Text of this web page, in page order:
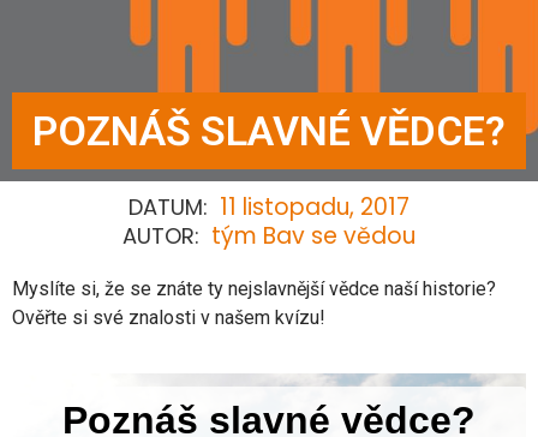
POZNÁŠ SLAVNÉ VĚDCE?
DATUM: 11 listopadu, 2017
AUTOR: tým Bav se vědou
Myslíte si, že se znáte ty nejslavnější vědce naší historie?
Ověřte si své znalosti v našem kvízu!